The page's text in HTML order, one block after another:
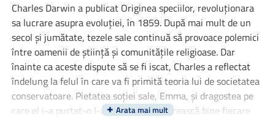
Charles Darwin a publicat Originea speciilor, revoluționara
sa lucrare asupra evoluției, în 1859. După mai mult de un
secol și jumătate, tezele sale continuă să provoace polemici
între oamenii de știință și comunitățile religioase. Dar
înainte ca aceste dispute să se fi iscat, Charles a reflectat
îndelung la felul în care va fi primită teoria lui de societatea
conservatoare. Pietatea soției sale, Emma, și dragostea pe
care el i-a purtat-o l-au făcut să cântărească bine fiecare